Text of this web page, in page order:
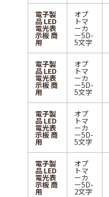
電子製
品 LED
電光表
示板 商
用
オプ
トマ
ーカ
ー5D-
5文字
電子製
品 LED
電光表
示板 商
用
オプ
トマ
ーカ
ー5D-
5文字
電子製
品 LED
電光表
示板 商
用
オプ
トマ
ーカ
ー5D-
5文字
電子製
品 LED
電光表
示板 商
用
オプ
トマ
ーカ
ー5D-
2文字